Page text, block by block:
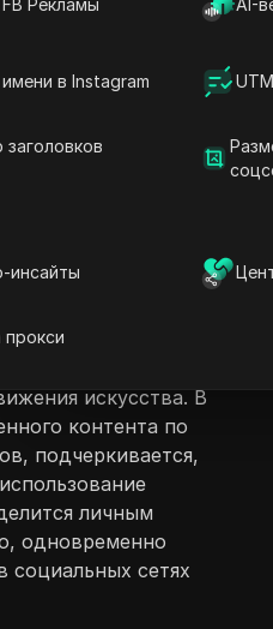
Рекламы AI-
в Instagram
заголовков
инсайты
прокси
Задайте вопросы об
в социальных сетях,
могут чувствовать
Диктор
искусства. В
контента по
подчеркивается,
личным
одновременно
социальных сетях